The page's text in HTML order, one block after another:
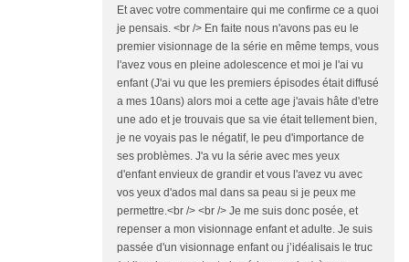
Et avec votre commentaire qui me confirme ce a quoi
je pensais. <br /> En faite nous n'avons pas eu le
premier visionnage de la série en même temps, vous
l'avez vous en pleine adolescence et moi je l'ai vu
enfant (J'ai vu que les premiers épisodes était diffusé
a mes 10ans) alors moi a cette age j'avais hâte d'etre
une ado et je trouvais que sa vie était tellement bien,
je ne voyais pas le négatif, le peu d'importance de
ses problèmes. J'a vu la série avec mes yeux
d'enfant envieux de grandir et vous l'avez vu avec
vos yeux d'ados mal dans sa peau si je peux me
permettre.<br /> <br /> Je me suis donc posée, et
repenser a mon visionnage enfant et adulte. Je suis
passée d'un visionnage enfant ou j’idéalisais le truc